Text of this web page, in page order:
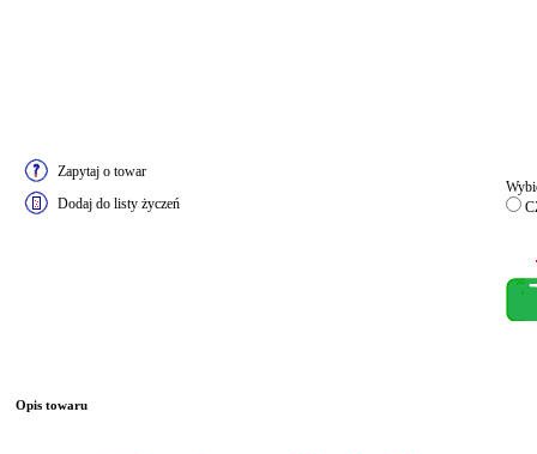
Zapytaj o towar
Dodaj do listy życzeń
Opis towaru